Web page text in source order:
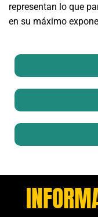
representan lo que
en su máximo